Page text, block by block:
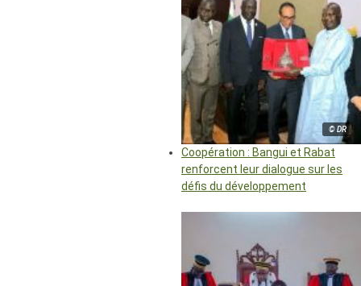
© DR
Coopération : Bangui et Rabat
renforcent leur dialogue sur les
défis du développement